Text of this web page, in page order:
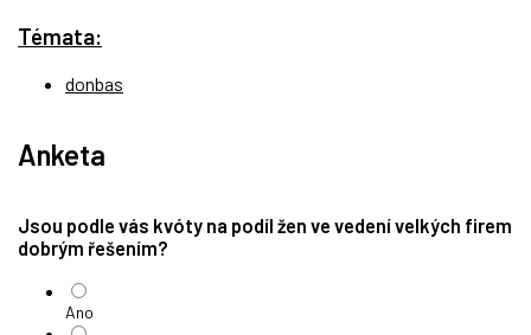
Témata:
donbas
Anketa
Jsou podle vás kvóty na podíl žen ve vedení velkých firem
dobrým řešením?
Ano